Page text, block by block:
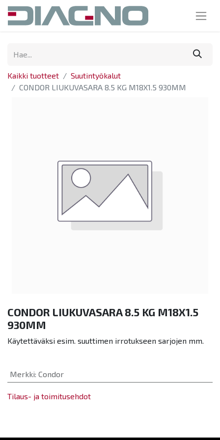
Kaikki tuotteet
Suutintyökalut
CONDOR LIUKUVASARA 8.5 KG M18X1.5 930MM
CONDOR LIUKUVASARA 8.5 KG M18X1.5
930MM
Käytettäväksi esim. suuttimen irrotukseen sarjojen mm.
Merkki: Condor
Tilaus- ja toimitusehdot